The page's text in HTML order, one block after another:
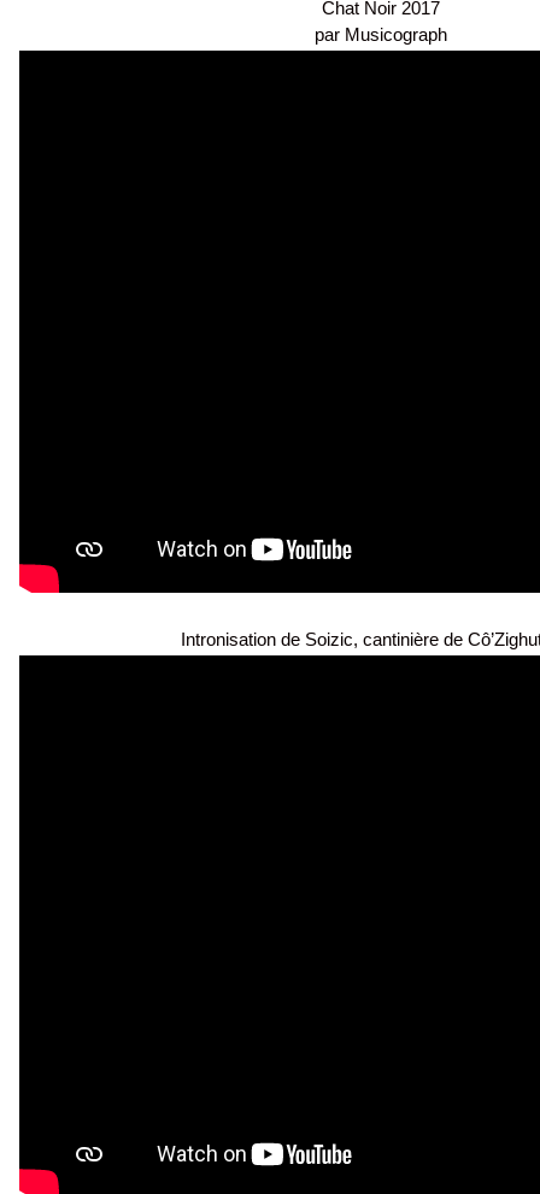
Chat Noir 2017
par Musicograph
Intronisation de Soizic, cantinière de